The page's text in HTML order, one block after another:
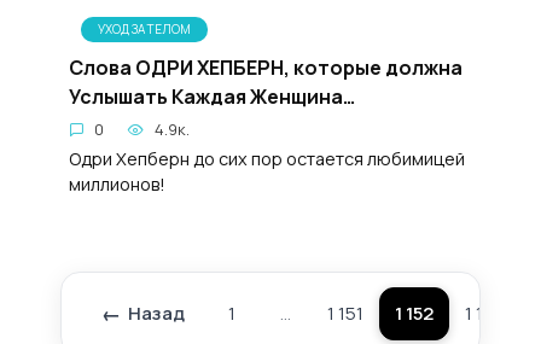
УХОД ЗА ТЕЛОМ
Слова ОДРИ ХЕПБЕРН, которые должна
Услышать Каждая Женщина…
0 4.9к.
Одри Хепберн до сих пор остается любимицей
миллионов!
Пагинация
Назад 1 … 1 151 1 152 1 153